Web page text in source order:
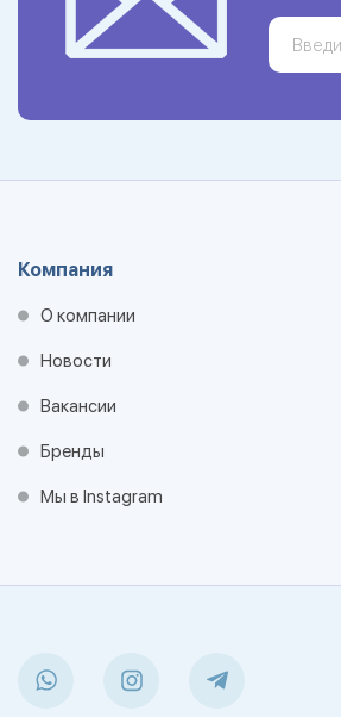
Компания
О компании
Новости
Вакансии
Бренды
Мы в Instagram